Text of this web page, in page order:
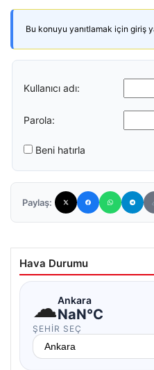
Bu konuyu yanıtlamak için giriş
Kullanıcı adı:
Parola:
Beni hatırla
Paylaş:
Hava Durumu
☁Ankara
NaN°C
ŞEHIR SEÇ